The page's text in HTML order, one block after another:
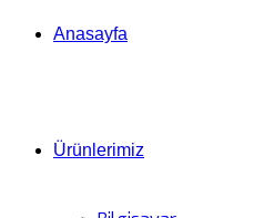
Anasayfa
Ürünlerimiz